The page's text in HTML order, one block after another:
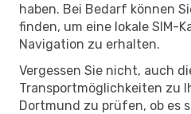
haben. Bei Bedarf können
finden, um eine lokale SIM-
Navigation zu erhalten.
Vergessen Sie nicht, auch
Transportmöglichkeiten zu
Dortmund zu prüfen, ob es